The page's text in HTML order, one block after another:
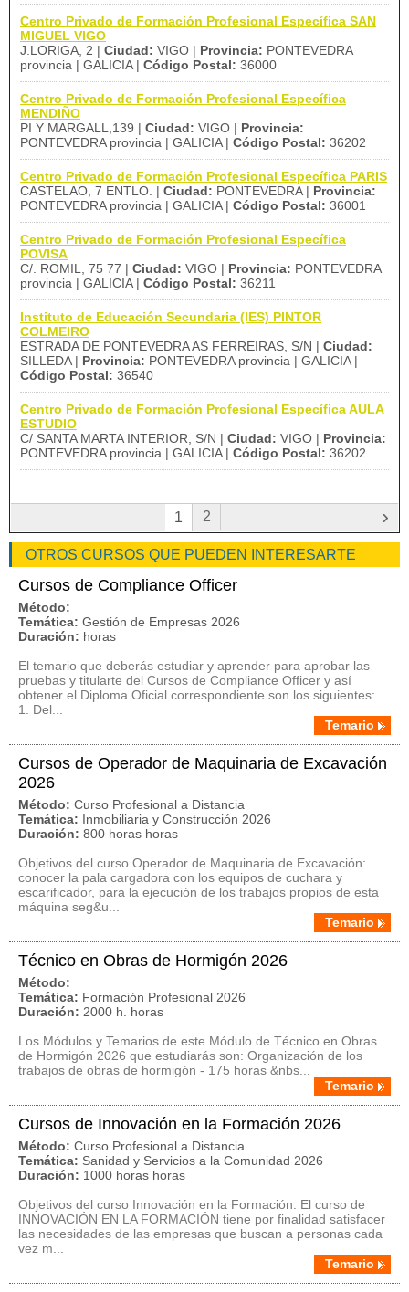
Centro Privado de Formación Profesional Específica SAN
MIGUEL VIGO
J.LORIGA, 2 | Ciudad: VIGO | Provincia: PONTEVEDRA
provincia | GALICIA | Código Postal: 36000
Centro Privado de Formación Profesional Específica
MENDIÑO
PI Y MARGALL,139 | Ciudad: VIGO | Provincia:
PONTEVEDRA provincia | GALICIA | Código Postal: 36202
Centro Privado de Formación Profesional Específica PARIS
CASTELAO, 7 ENTLO. | Ciudad: PONTEVEDRA | Provincia:
PONTEVEDRA provincia | GALICIA | Código Postal: 36001
Centro Privado de Formación Profesional Específica
POVISA
C/. ROMIL, 75 77 | Ciudad: VIGO | Provincia: PONTEVEDRA
provincia | GALICIA | Código Postal: 36211
Instituto de Educación Secundaria (IES) PINTOR
COLMEIRO
ESTRADA DE PONTEVEDRA AS FERREIRAS, S/N | Ciudad:
SILLEDA | Provincia: PONTEVEDRA provincia | GALICIA |
Código Postal: 36540
Centro Privado de Formación Profesional Específica AULA
ESTUDIO
C/ SANTA MARTA INTERIOR, S/N | Ciudad: VIGO | Provincia:
PONTEVEDRA provincia | GALICIA | Código Postal: 36202
1 2 ›
OTROS CURSOS QUE PUEDEN INTERESARTE
Cursos de Compliance Officer
Método:
Temática: Gestión de Empresas 2026
Duración: horas
El temario que deberás estudiar y aprender para aprobar las
pruebas y titularte del Cursos de Compliance Officer y así
obtener el Diploma Oficial correspondiente son los siguientes:
1. Del...
Temario
Cursos de Operador de Maquinaria de Excavación
2026
Método: Curso Profesional a Distancia
Temática: Inmobiliaria y Construcción 2026
Duración: 800 horas horas
Objetivos del curso Operador de Maquinaria de Excavación:
conocer la pala cargadora con los equipos de cuchara y
escarificador, para la ejecución de los trabajos propios de esta
máquina seg&u...
Temario
Técnico en Obras de Hormigón 2026
Método:
Temática: Formación Profesional 2026
Duración: 2000 h. horas
Los Módulos y Temarios de este Módulo de Técnico en Obras
de Hormigón 2026 que estudiarás son: Organización de los
trabajos de obras de hormigón - 175 horas &nbs...
Temario
Cursos de Innovación en la Formación 2026
Método: Curso Profesional a Distancia
Temática: Sanidad y Servicios a la Comunidad 2026
Duración: 1000 horas horas
Objetivos del curso Innovación en la Formación: El curso de
INNOVACIÓN EN LA FORMACIÓN tiene por finalidad satisfacer
las necesidades de las empresas que buscan a personas cada
vez m...
Temario